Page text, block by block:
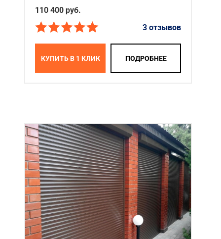
110 400 руб.
3 отзывов
КУПИТЬ В 1 КЛИК ПОДРОБНЕЕ